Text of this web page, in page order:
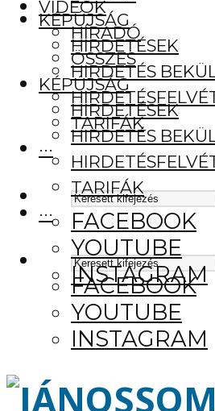
KÉPÚJSÁG
HIRDETÉSEK
HIRDETÉS
TARIFÁK
···
FACEBOOK
YOUTUBE
INSTAGRAM
VIDEÓK
HÍRADÓ
ÖSSZES
KÉPÚJSÁG
HIRDETÉSEK
HIRDETÉS
TARIFÁK
···
FACEBOOK
YOUTUBE
INSTAGRAM